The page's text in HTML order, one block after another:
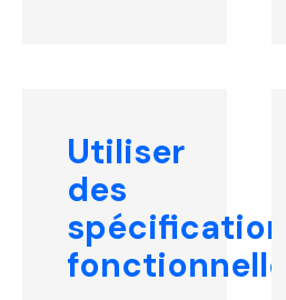
Utiliser
des
spécifications
fonctionnelles